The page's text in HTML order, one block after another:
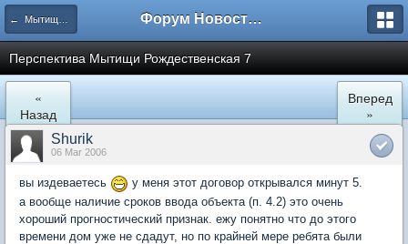
← Мытищи, Рождественская 7 Форум Новостройки
Перспектива Мытищи Рождественская 7
«
Назад
Вперед
»
Shurik
06 Mar 2006
вы издеваетесь
у меня этот договор открывался минут 5.
а вообще наличие сроков ввода объекта (п. 4.2) это очень
хороший прогностический признак. ежу понятно что до этого
времени дом уже не сдадут, но по крайней мере ребята были